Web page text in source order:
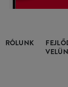
RÓLUNK